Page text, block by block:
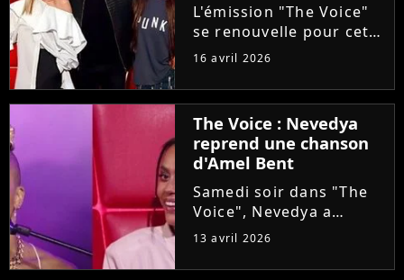
L'émission "The Voice"
se renouvelle pour cette
saison 15. Alors que les
arrivent à leur terme, la
production ajoute une
étape avant les Battles :
les Qualifications....
16 avril 2026
The Voice : Nevedya
reprend une chanson
d'Amel Bent
Samedi soir dans "The
Voice", Nevedya a
proposé une version
"Pourquoi tu restes"
13 avril 2026